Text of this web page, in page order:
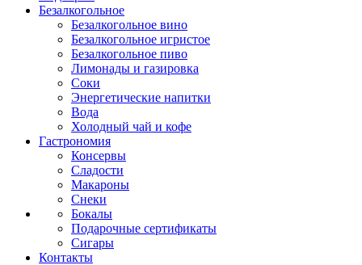
Безалкогольное
Безалкогольное вино
Безалкогольное игристое
Безалкогольное пиво
Лимонады и газировка
Соки
Энергетические напитки
Вода
Холодный чай и кофе
Гастрономия
Консервы
Сладости
Макароны
Снеки
Бокалы
Подарочные сертификаты
Сигары
Контакты